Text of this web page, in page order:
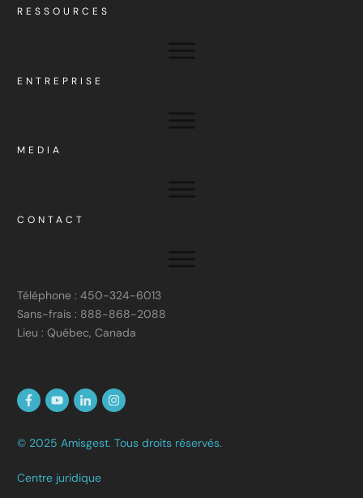
RESSOURCES
ENTREPRISE
MEDIA
CONTACT
Téléphone : 450-324-6013
Sans-frais : 888-868-2088
Lieu : Québec, Canada
© 2025 Amisgest. Tous droits réservés.
Centre juridique